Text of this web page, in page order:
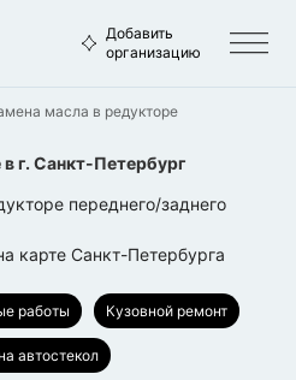
Добавить
организацию
масла в редукторе
в г. Санкт-Петербург
переднего/заднего
карте Санкт-Петербурга
работы Кузовной ремонт
автостекол